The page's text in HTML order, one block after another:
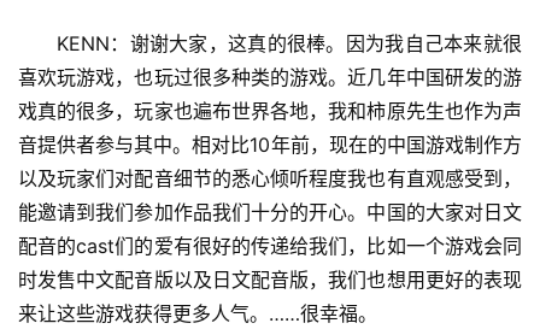
KENN：谢谢大家，这真的很棒。因为我自己本来就很
喜欢玩游戏，也玩过很多种类的游戏。近几年中国研发的游
戏真的很多，玩家也遍布世界各地，我和柿原先生也作为声
音提供者参与其中。相对比10年前，现在的中国游戏制作方
以及玩家们对配音细节的悉心倾听程度我也有直观感受到，
能邀请到我们参加作品我们十分的开心。中国的大家对日文
配音的cast们的爱有很好的传递给我们，比如一个游戏会同
时发售中文配音版以及日文配音版，我们也想用更好的表现
来让这些游戏获得更多人气。……很幸福。